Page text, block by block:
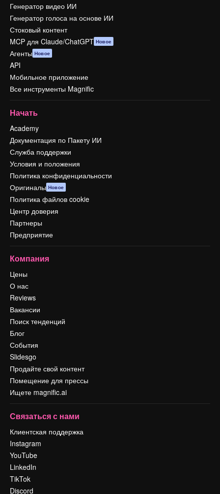
Генератор видео ИИ
Генератор голоса на основе ИИ
Стоковый контент
MCP для Claude/ChatGPT Новое
Агенты Новое
API
Мобильное приложение
Все инструменты Magnific
Начать
Academy
Документация по Пакету ИИ
Служба поддержки
Условия и положения
Политика конфиденциальности
Оригиналы Новое
Политика файлов cookie
Центр доверия
Партнеры
Предприятие
Компания
Цены
О нас
Reviews
Вакансии
Поиск тенденций
Блог
События
Slidesgo
Продайте свой контент
Помещение для прессы
Ищете magnific.ai
Связаться с нами
Клиентская поддержка
Instagram
YouTube
LinkedIn
TikTok
Discord